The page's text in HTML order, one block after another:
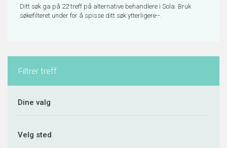
Ditt søk ga på 22 treff på alternative behandlere i Sola. Bruk
søkefilteret under for å spisse ditt søk ytterligere--.
Filtrer treff
Dine valg
Velg sted